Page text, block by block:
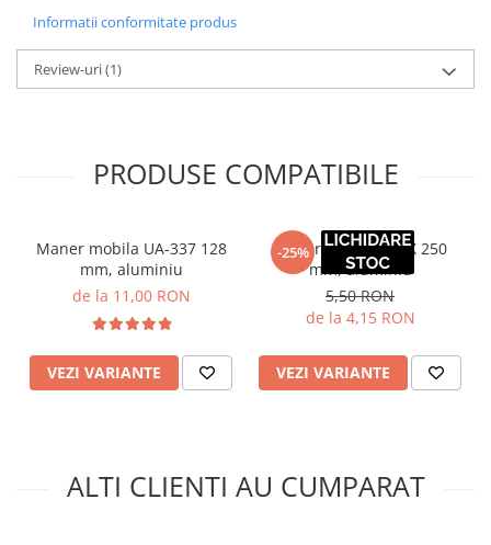
Informatii conformitate produs
Review-uri(1)
PRODUSE COMPATIBILE
Maner mobila UA-337 128
mm, aluminiu
de la 11,00 RON
VEZI VARIANTE
-25%
Maner mobila TREX 250
mm, aluminiu
5,50 RON
de la 4,15 RON
VEZI VARIANTE
ALTI CLIENTI AU CUMPARAT